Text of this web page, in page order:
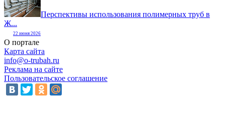
Перспективы использования полимерных труб в
Ж...
22 июня 2026
О портале
Карта сайта
info@o-trubah.ru
Реклама на сайте
Пользовательское соглашение